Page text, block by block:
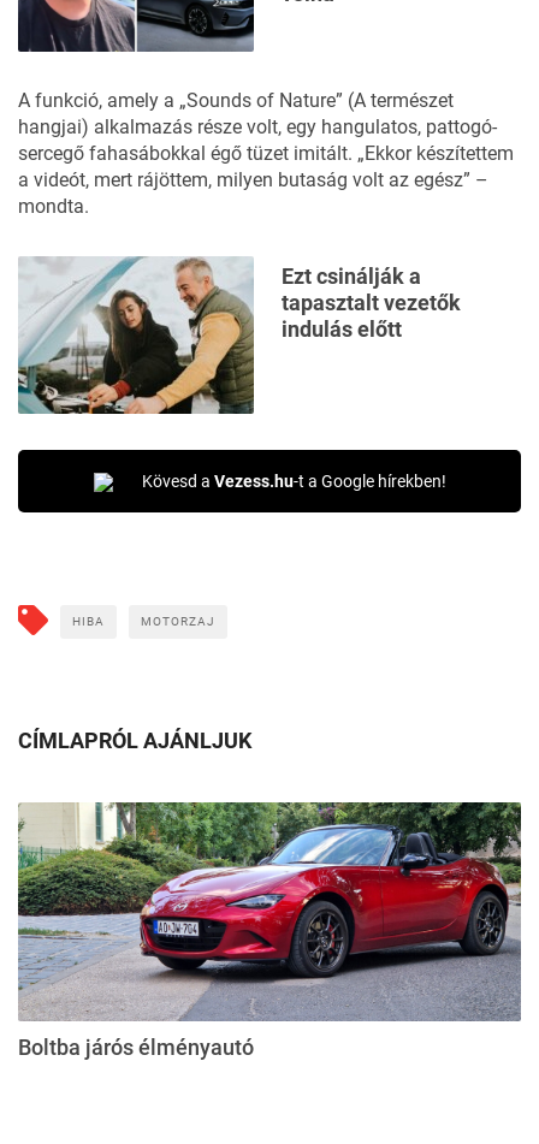
A funkció, amely a „Sounds of Nature” (A természet
hangjai) alkalmazás része volt, egy hangulatos, pattogó-
sercegő fahasábokkal égő tüzet imitált. „Ekkor készítettem
a videót, mert rájöttem, milyen butaság volt az egész” –
mondta.
Ezt csinálják a
tapasztalt vezetők
indulás előtt
Kövesd a Vezess.hu-t a Google hírekben!
HIBA MOTORZAJ
CÍMLAPRÓL AJÁNLJUK
Boltba járós élményautó